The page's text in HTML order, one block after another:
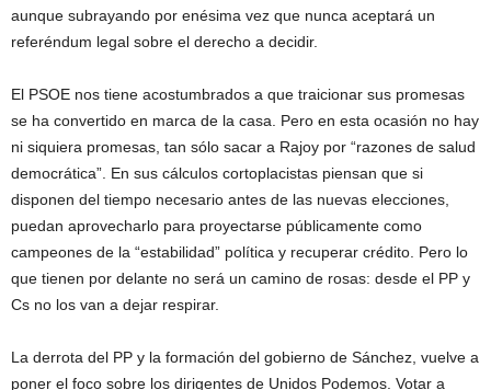
aunque subrayando por enésima vez que nunca aceptará un
referéndum legal sobre el derecho a decidir.
El PSOE nos tiene acostumbrados a que traicionar sus promesas
se ha convertido en marca de la casa. Pero en esta ocasión no hay
ni siquiera promesas, tan sólo sacar a Rajoy por “razones de salud
democrática”. En sus cálculos cortoplacistas piensan que si
disponen del tiempo necesario antes de las nuevas elecciones,
puedan aprovecharlo para proyectarse públicamente como
campeones de la “estabilidad” política y recuperar crédito. Pero lo
que tienen por delante no será un camino de rosas: desde el PP y
Cs no los van a dejar respirar.
La derrota del PP y la formación del gobierno de Sánchez, vuelve a
poner el foco sobre los dirigentes de Unidos Podemos. Votar a